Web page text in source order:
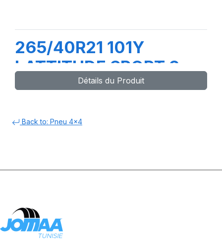
265/40R21 101Y
LATTITUDE SPORT 3
(N0)
Détails du Produit
Back to: Pneu 4x4